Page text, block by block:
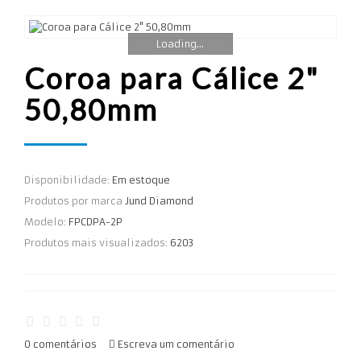
Loading...
Coroa para Cálice 2"
50,80mm
Disponibilidade: Em estoque
Produtos por marca Jund Diamond
Modelo: FPCDPA-2P
Produtos mais visualizados: 6203
0 comentários Escreva um comentário